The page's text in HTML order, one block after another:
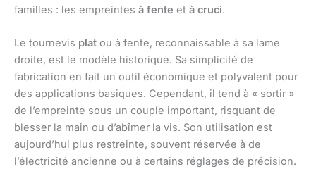
familles : les empreintes à fente et à cruci.
Le tournevis plat ou à fente, reconnaissable à sa lame
droite, est le modèle historique. Sa simplicité de
fabrication en fait un outil économique et polyvalent pour
des applications basiques. Cependant, il tend à « sortir »
de l’empreinte sous un couple important, risquant de
blesser la main ou d’abîmer la vis. Son utilisation est
aujourd’hui plus restreinte, souvent réservée à de
l’électricité ancienne ou à certains réglages de précision.